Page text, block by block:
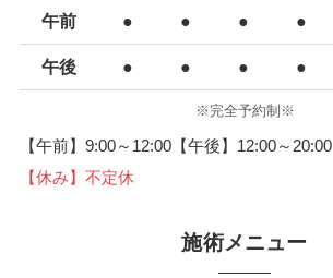
午前 ● ● ● ●
午後 ● ● ● ●
※完全予約制※
【午前】9:00～12:00【午後】12:00～20:00
【休み】不定休
施術メニュー